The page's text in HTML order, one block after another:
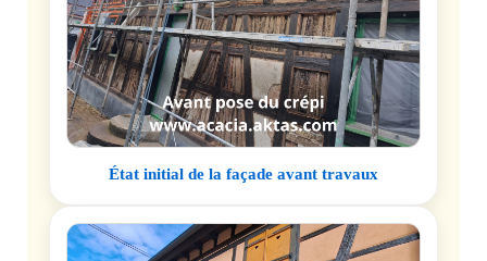
État initial de la façade avant travaux